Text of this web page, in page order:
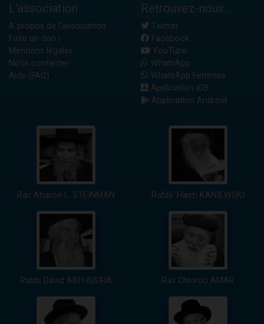
L'association
A propos de l'association
Faire un don !
Mentions légales
Nous contacter
Aide (FAQ)
Retrouvez-nous...
Twitter
Facebook
YouTube
WhatsApp
WhatsApp Femmes
Application iOS
Application Android
Rav Aharon L. STEINMAN Rabbi 'Haïm KANIEWSKI
Rabbi David ABI'HSSIRA Rav Chlomo AMAR